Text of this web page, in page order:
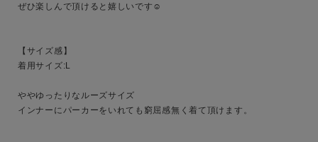
サイズ
ぜひ楽しんで頂けると嬉しいです☺️
【サイズ感】
着用サイズ:L
ややゆったりなルーズサイズ
インナーにパーカーをいれても窮屈感無く着て頂けます。